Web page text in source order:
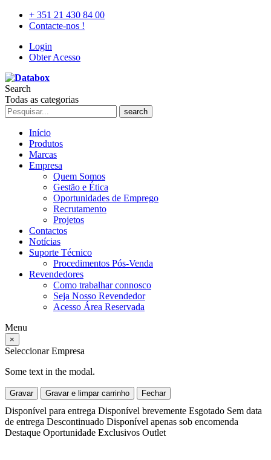
+ 351 21 430 84 00
Contacte-nos !
Login
Obter Acesso
Search
Todas as categorias
search
Início
Produtos
Marcas
Empresa
Quem Somos
Gestão e Ética
Oportunidades de Emprego
Recrutamento
Projetos
Contactos
Notícias
Suporte Técnico
Procedimentos Pós-Venda
Revendedores
Como trabalhar connosco
Seja Nosso Revendedor
Acesso Área Reservada
Menu
×
Seleccionar Empresa
Some text in the modal.
Gravar Gravar e limpar carrinho Fechar
Disponível para entrega Disponível brevemente Esgotado Sem data
de entrega Descontinuado Disponível apenas sob encomenda
Destaque Oportunidade Exclusivos Outlet